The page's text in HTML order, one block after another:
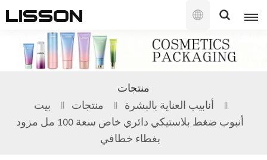
العربية
English
français
русский
منتجات
بيت منتجات
أنابيب العناية بالبشرة
أنبوب ضغط بلاستيكي دائري خاص سعة 100 مل مزود
بغطاء خطافي